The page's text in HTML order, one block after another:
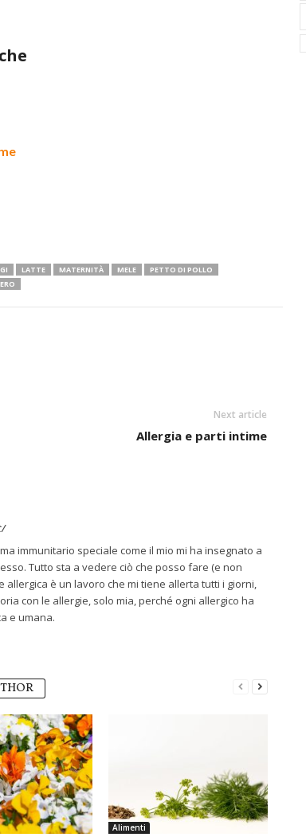
LATTE MATERNITÀ MELE
PETTO DI POLLO
Next article
Allergia e parti intime
immunitario speciale come il mio mi ha insegnato a
Tutto sta a vedere ciò che posso fare (e non
allergica è un lavoro che mi tiene allerta tutti i giorni,
con le allergie, solo mia, perché ogni allergico ha
e umana.
Alimenti